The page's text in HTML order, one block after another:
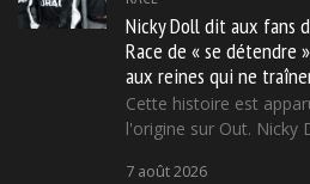
Nicky Doll dit aux fans
Race de « se détendre
aux reines qui ne
Cette histoire est
l'origine sur Out. Nicky
7 août 2026